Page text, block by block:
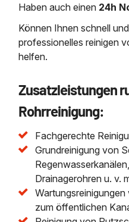
Haben auch einen 24h
Können Ihnen schnell
professionelles reinigen
helfen.
Zusatzleistungen
Rohrreinigung:
Fachgerechte
Grundreinigung von
Drainagerohren u. v.
zum öffentlichen